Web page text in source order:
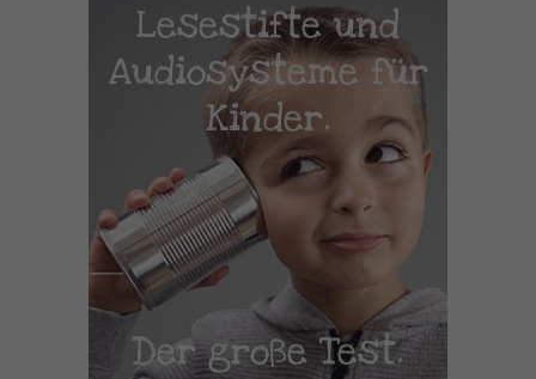
Lesestifte und
Audiosysteme für
Kinder.
Der große Test.